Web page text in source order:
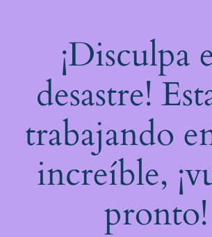
¡Disculpa
desastre!
trabajando
increíble,
pronto!